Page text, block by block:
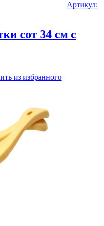
Артикул:
сот 34 см с
из избранного